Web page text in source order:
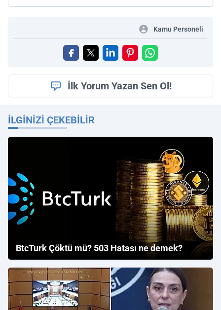
Kamu Personeli
İlk Yorum Yazan Sen Ol!
İLGINIZI ÇEKEBILIR
BtcTurk Çöktü mü? 503 Hatası ne demek?